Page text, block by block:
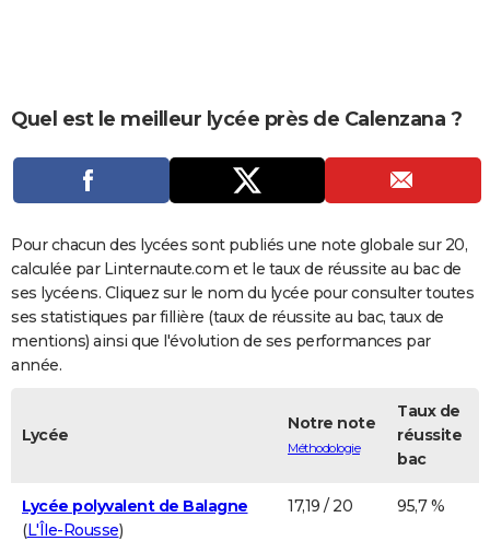
CARTE DE VOEUX
Carte de Noël
Carte Bonne année
Carte Saint-Valentin
Carte Pâques
Carte d'anniversaire
DICTIONNAIRE
COPAINS D'AVANT
S'inscrire
Se connecter
Lycées
Collèges
Primaires
Universités
Entreprises
Service militaire
Avis de recherche
AVIS DE DÉCÈS
FORUM
Quel est le meilleur lycée près de Calenzana ?
Pour chacun des lycées sont publiés une note globale sur 20,
calculée par Linternaute.com et le taux de réussite au bac de
ses lycéens. Cliquez sur le nom du lycée pour consulter toutes
ses statistiques par fillière (taux de réussite au bac, taux de
mentions) ainsi que l'évolution de ses performances par
année.
Lycée
Notre note
Méthodologie
Taux de
réussite
bac
Lycée polyvalent de Balagne
(L'Île-Rousse)
17,19 / 20 95,7 %